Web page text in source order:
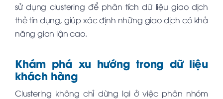
sử dụng clustering để phân tích dữ liệu giao dịch
thẻ tín dụng, giúp xác định những giao dịch có khả
năng gian lận cao.
Khám phá xu hướng trong dữ liệu
khách hàng
Clustering không chỉ dừng lại ở việc phân nhóm